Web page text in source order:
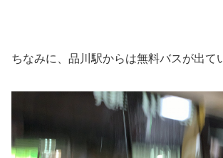
ちなみに、品川駅からは無料バスが出て